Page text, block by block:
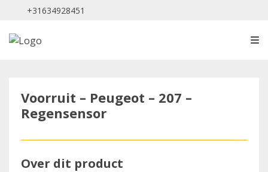
+31634928451
Voorruit – Peugeot – 207 –
Regensensor
Over dit product